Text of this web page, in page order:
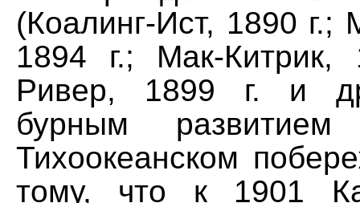
(Коалинг-Ист, 1890 г.;
1894 г.; Мак-Китрик,
Ривер, 1899 г. и
бурным
Тихоокеанском
тому, что к 1901